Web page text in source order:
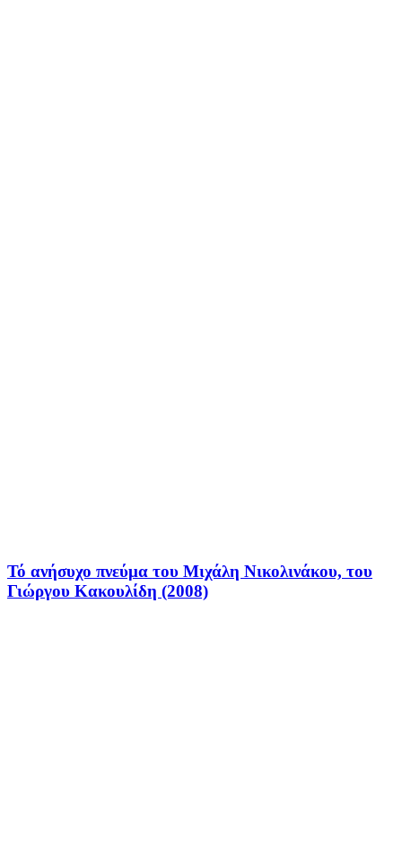
Τό ανήσυχο πνεύμα του Μιχάλη Νικολινάκου, του
Γιώργου Κακουλίδη (2008)